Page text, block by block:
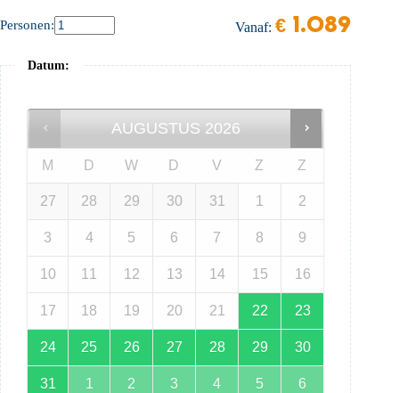
Personen: Vanaf:€ 1.089
Datum:
AUGUSTUS 2026
M D W D V Z Z
27 28 29 30 31 1 2
3 4 5 6 7 8 9
10 11 12 13 14 15 16
17 18 19 20 21 22 23
24 25 26 27 28 29 30
31 1 2 3 4 5 6